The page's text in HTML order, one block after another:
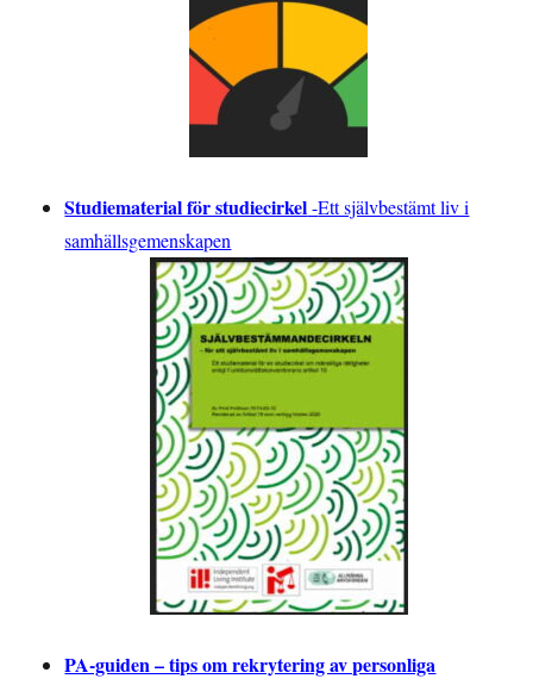
Studiematerial för studiecirkel-Ett självbestämt liv i
samhällsgemenskapen
PA-guiden – tips om rekrytering av personliga